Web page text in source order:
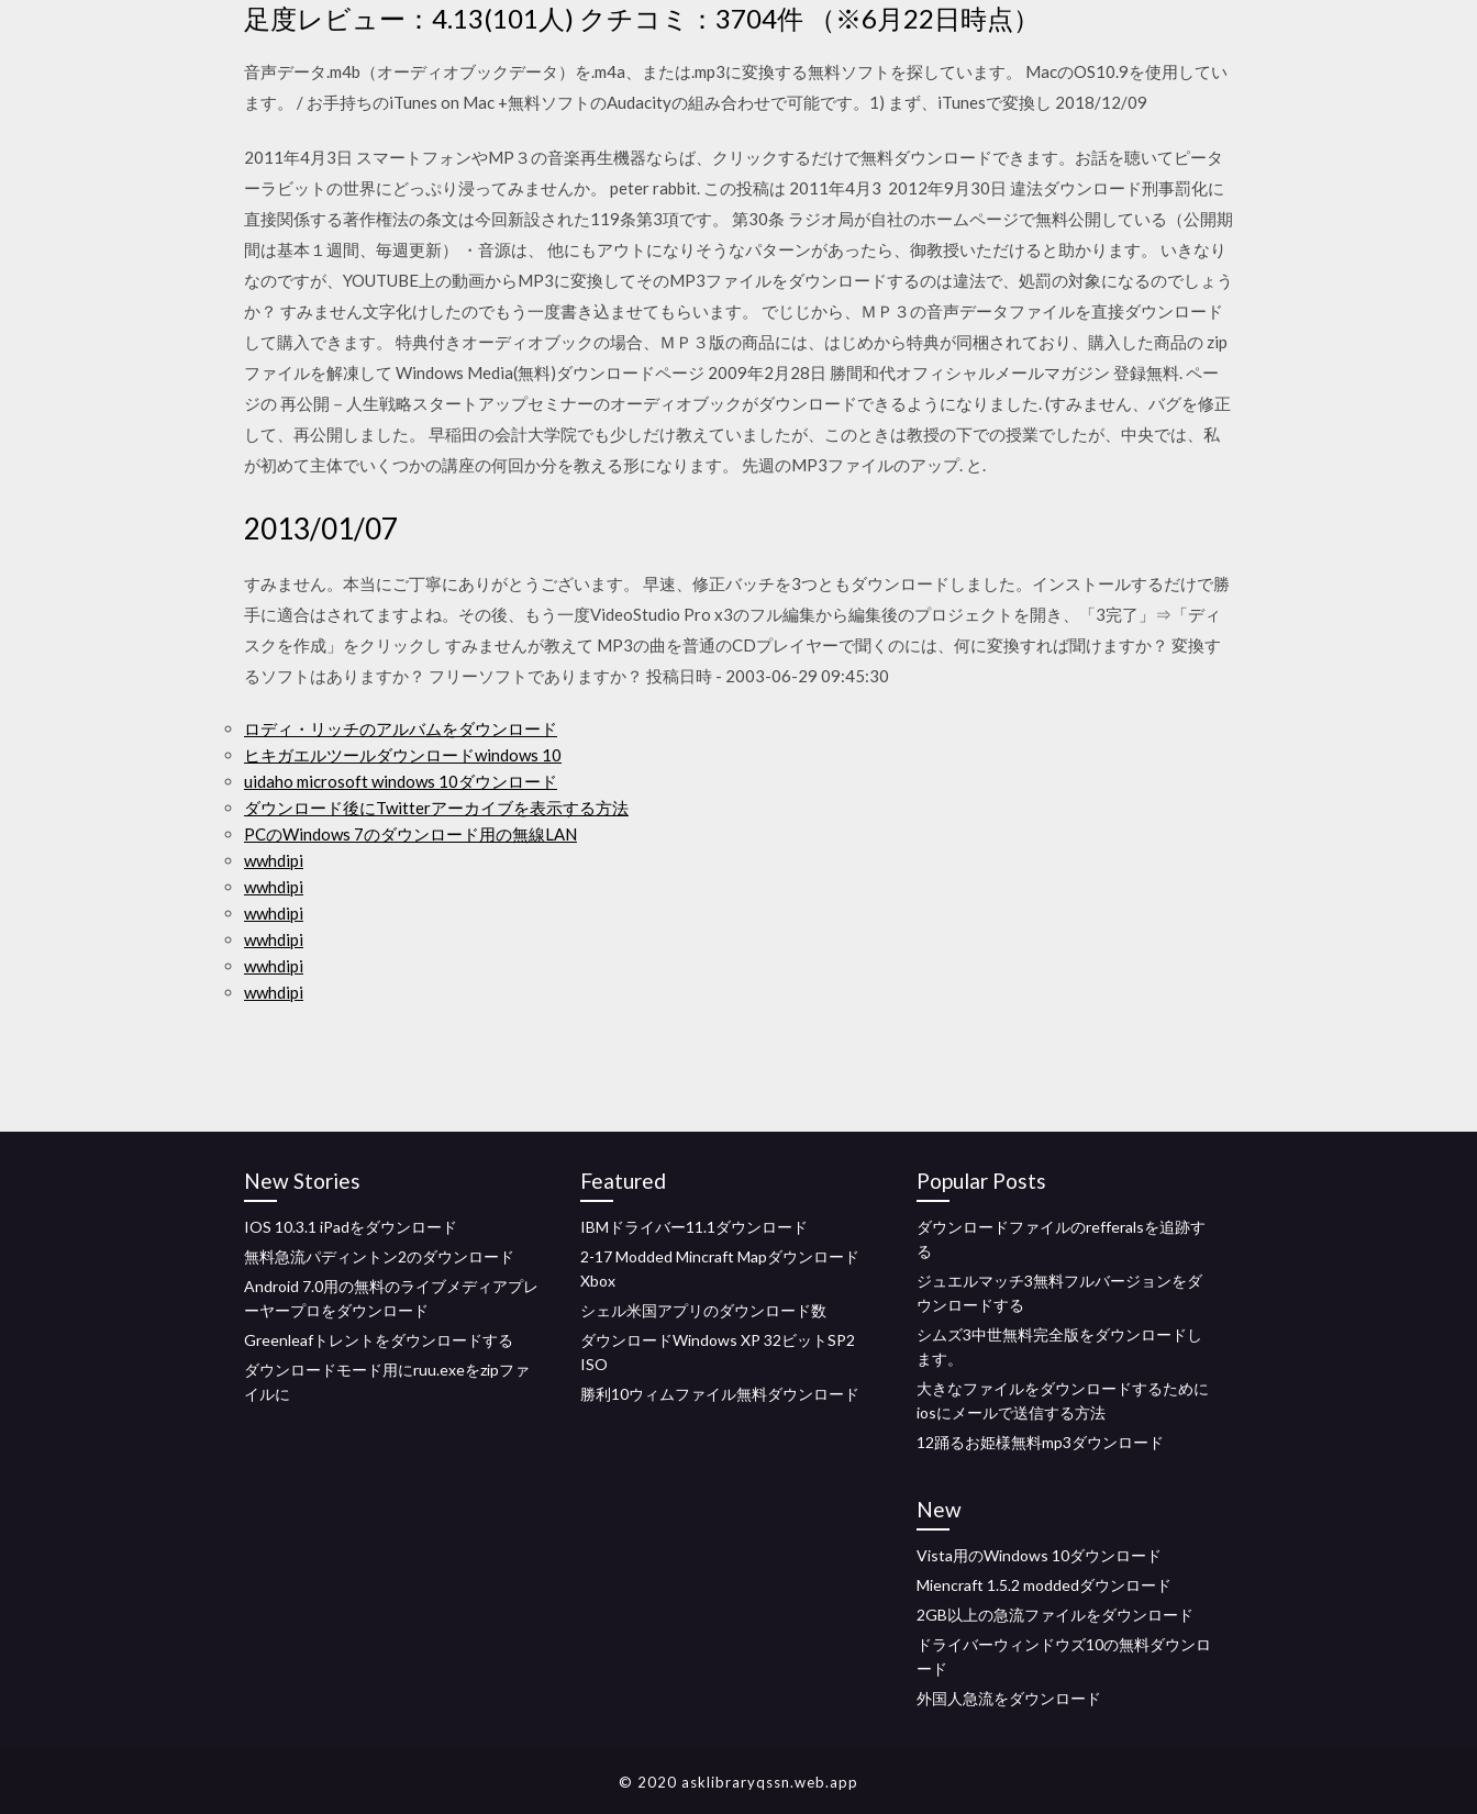
足度レビュー：4.13(101人) クチコミ：3704件 （※6月22日時点）
音声データ.m4b（オーディオブックデータ）を.m4a、または.mp3に変換する無料ソフトを探しています。 MacのOS10.9を使用してい
ます。 / お手持ちのiTunes on Mac +無料ソフトのAudacityの組み合わせで可能です。1) まず、iTunesで変換し 2018/12/09
2011年4月3日 スマートフォンやMP３の音楽再生機器ならば、クリックするだけで無料ダウンロードできます。お話を聴いてピータ
ーラビットの世界にどっぷり浸ってみませんか。 peter rabbit. この投稿は 2011年4月3 2012年9月30日 違法ダウンロード刑事罰化に
直接関係する著作権法の条文は今回新設された119条第3項です。 第30条 ラジオ局が自社のホームページで無料公開している（公開期
間は基本１週間、毎週更新） ・音源は、 他にもアウトになりそうなパターンがあったら、御教授いただけると助かります。 いきなり
なのですが、YOUTUBE上の動画からMP3に変換してそのMP3ファイルをダウンロードするのは違法で、処罰の対象になるのでしょう
か？ すみません文字化けしたのでもう一度書き込ませてもらいます。 でじじから、ＭＰ３の音声データファイルを直接ダウンロード
して購入できます。 特典付きオーディオブックの場合、ＭＰ３版の商品には、はじめから特典が同梱されており、購入した商品の zip
ファイルを解凍して Windows Media(無料)ダウンロードページ 2009年2月28日 勝間和代オフィシャルメールマガジン 登録無料. ペー
ジの 再公開－人生戦略スタートアップセミナーのオーディオブックがダウンロードできるようになりました. (すみません、バグを修正
して、再公開しました。 早稲田の会計大学院でも少しだけ教えていましたが、このときは教授の下での授業でしたが、中央では、私
が初めて主体でいくつかの講座の何回か分を教える形になります。 先週のMP3ファイルのアップ. と.
2013/01/07
すみません。本当にご丁寧にありがとうございます。 早速、修正バッチを3つともダウンロードしました。インストールするだけで勝
手に適合はされてますよね。その後、もう一度VideoStudio Pro x3のフル編集から編集後のプロジェクトを開き、「3完了」⇒「ディ
スクを作成」をクリックし すみませんが教えて MP3の曲を普通のCDプレイヤーで聞くのには、何に変換すれば聞けますか？ 変換す
るソフトはありますか？ フリーソフトでありますか？ 投稿日時 - 2003-06-29 09:45:30
ロディ・リッチのアルバムをダウンロード
ヒキガエルツールダウンロードwindows 10
uidaho microsoft windows 10ダウンロード
ダウンロード後にTwitterアーカイブを表示する方法
PCのWindows 7のダウンロード用の無線LAN
wwhdipi
wwhdipi
wwhdipi
wwhdipi
wwhdipi
wwhdipi
New Stories
IOS 10.3.1 iPadをダウンロード
無料急流パディントン2のダウンロード
Android 7.0用の無料のライブメディアプレ
ーヤープロをダウンロード
Greenleafトレントをダウンロードする
ダウンロードモード用にruu.exeをzipファ
イルに
Featured
IBMドライバー11.1ダウンロード
2-17 Modded Mincraft Mapダウンロード
Xbox
シェル米国アプリのダウンロード数
ダウンロードWindows XP 32ビットSP2
ISO
勝利10ウィムファイル無料ダウンロード
Popular Posts
ダウンロードファイルのrefferalsを追跡す
る
ジュエルマッチ3無料フルバージョンをダ
ウンロードする
シムズ3中世無料完全版をダウンロードし
ます。
大きなファイルをダウンロードするために
iosにメールで送信する方法
12踊るお姫様無料mp3ダウンロード
New
Vista用のWindows 10ダウンロード
Miencraft 1.5.2 moddedダウンロード
2GB以上の急流ファイルをダウンロード
ドライバーウィンドウズ10の無料ダウンロ
ード
外国人急流をダウンロード
© 2020 asklibraryqssn.web.app